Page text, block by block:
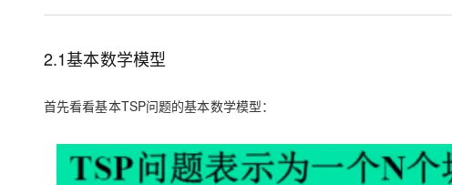
2.1基本数学模型
首先看看基本TSP问题的基本数学模型：